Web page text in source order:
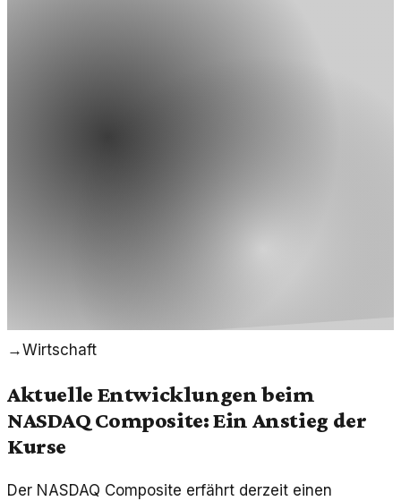
→Wirtschaft
Aktuelle Entwicklungen beim
NASDAQ Composite: Ein Anstieg der
Kurse
Der NASDAQ Composite erfährt derzeit einen